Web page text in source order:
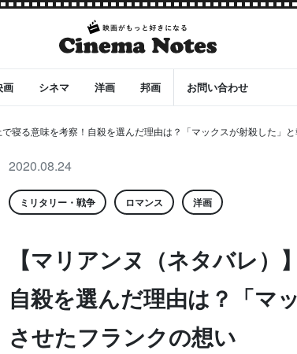
画 シネマ 洋画 邦画 お問い合わせ
で寝る意味を考察！自殺を選んだ理由は？「マックスが射殺した」
2020.08.24
ミリタリー・戦争 ロマンス 洋画
【マリアンヌ（ネタバレ
自殺を選んだ理由は？「マ
させたフランクの想い